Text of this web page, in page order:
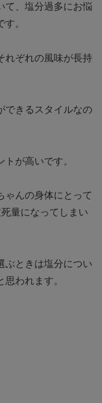
て、塩分過多にお悩
。
れぞれの風味が長持
できるスタイルなの
が高いです。
ゃんの身体にとって
量になってしまい
ぶときは塩分につい
われます。